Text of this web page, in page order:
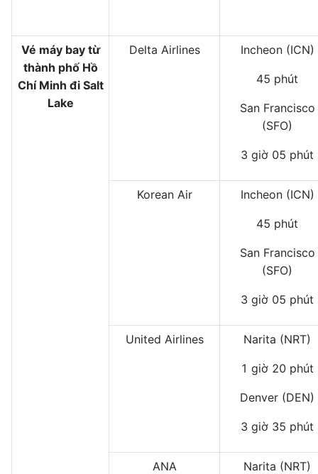
Vé máy bay từ
thành phố Hồ
Chí Minh đi Salt
Lake
Delta Airlines Incheon (ICN)
45 phút
San Francisco
(SFO)
3 giờ 05 phút
Korean Air Incheon (ICN)
45 phút
San Francisco
(SFO)
3 giờ 05 phút
United Airlines Narita (NRT)
1 giờ 20 phút
Denver (DEN)
3 giờ 35 phút
ANA Narita (NRT)